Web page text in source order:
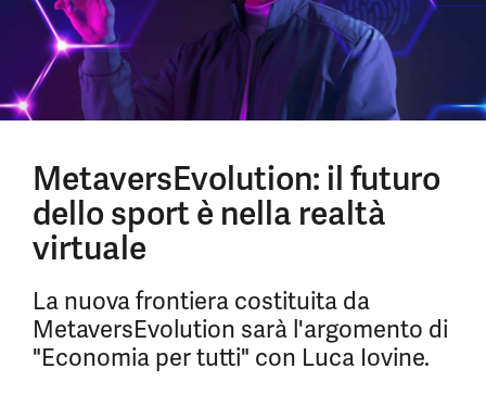
MetaversEvolution: il futuro
dello sport è nella realtà
virtuale
La nuova frontiera costituita da
MetaversEvolution sarà l'argomento di
"Economia per tutti" con Luca Iovine.